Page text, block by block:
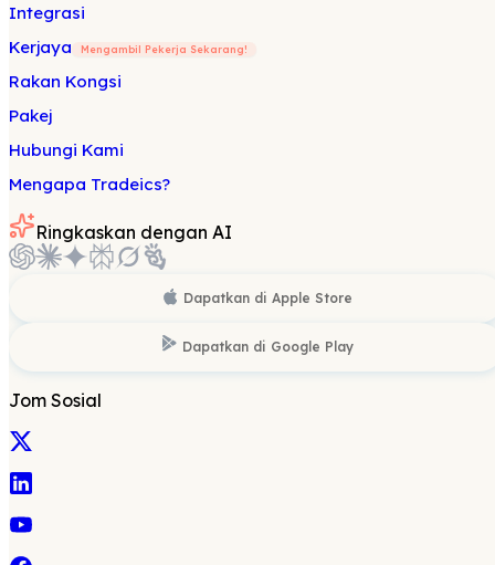
Integrasi
Kerjaya
Mengambil Pekerja Sekarang!
Rakan Kongsi
Pakej
Hubungi Kami
Mengapa Tradeics?
Ringkaskan dengan AI
Dapatkan di Apple Store
Dapatkan di Google Play
Jom Sosial